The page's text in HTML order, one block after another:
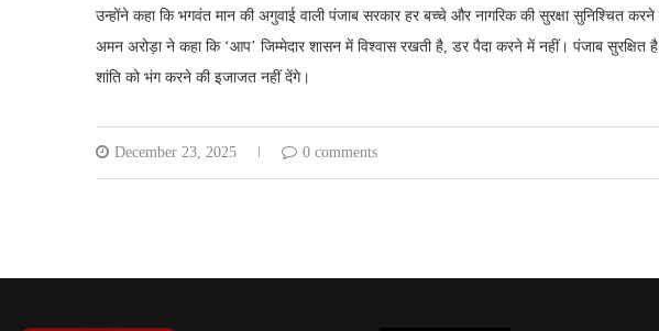
उन्होंने कहा कि भगवंत मान की अगुवाई वाली पंजाब सरकार हर बच्चे और नागरिक की सुरक्षा सुनिश्चित
अमन अरोड़ा ने कहा कि ‘आप’ जिम्मेदार शासन में विश्वास रखती है, डर पैदा करने में नहीं। पंजाब सुरक्षित
शांति को भंग करने की इजाजत नहीं देंगे।
December 23, 2025 0 comments